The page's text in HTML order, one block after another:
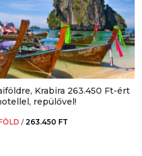
Krabira 263.450 Ft-ért
repülővel!
/263.450 FT